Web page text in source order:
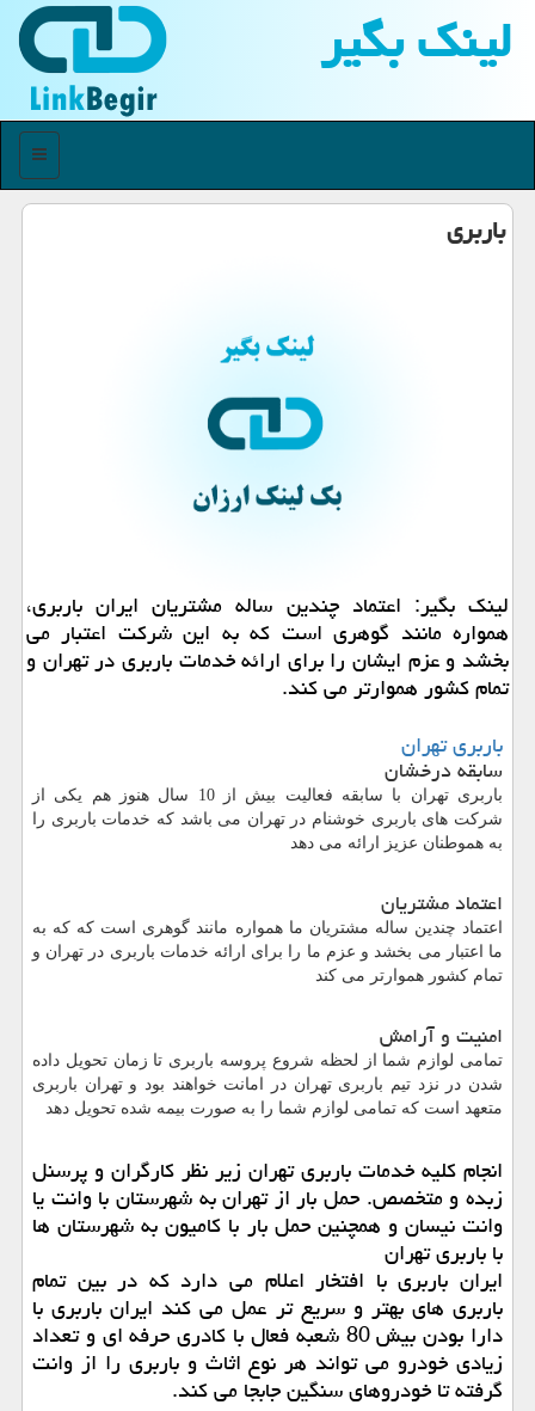
لینك بگیر
منو
باربری
لینك بگیر: اعتماد چندین ساله مشتریان ایران باربری،
همواره مانند گوهری است كه به این شركت اعتبار می
بخشد و عزم ایشان را برای ارائه خدمات باربری در تهران و
تمام كشور هموارتر می كند.
باربری تهران
سابقه درخشان
باربری تهران با سابقه فعالیت بیش از 10 سال هنوز هم یکی از
شرکت های باربری خوشنام در تهران می باشد که خدمات باربری را
به هموطنان عزیز ارائه می دهد
اعتماد مشتریان
اعتماد چندین ساله مشتریان ما همواره مانند گوهری است که که به
ما اعتبار می بخشد و عزم ما را برای ارائه خدمات باربری در تهران و
تمام کشور هموارتر می کند
امنیت و آرامش
تمامی لوازم شما از لحظه شروع پروسه باربری تا زمان تحویل داده
شدن در نزد تیم باربری تهران در امانت خواهند بود و تهران باربری
متعهد است که تمامی لوازم شما را به صورت بیمه شده تحویل دهد
انجام کلیه خدمات باربری تهران زیر نظر کارگران و پرسنل
زبده و متخصص. حمل بار از تهران به شهرستان با وانت یا
وانت نیسان و همچنین حمل بار با کامیون به شهرستان ها
با باربری تهران
ایران باربری با افتخار اعلام می دارد که در بین تمام
باربری های بهتر و سریع تر عمل می کند ایران باربری با
دارا بودن بیش 80 شعبه فعال با کادری حرفه ای و تعداد
زیادی خودرو می تواند هر نوع اثاث و باربری را از وانت
گرفته تا خودروهای سنگین جابجا می کند.